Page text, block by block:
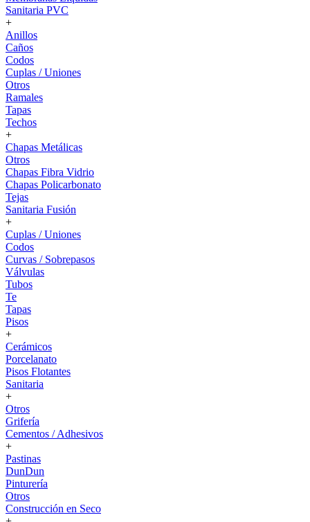
Sanitaria PVC
+
Anillos
Caños
Codos
Cuplas / Uniones
Otros
Ramales
Tapas
Techos
+
Chapas Metálicas
Otros
Chapas Fibra Vidrio
Chapas Policarbonato
Tejas
Sanitaria Fusión
+
Cuplas / Uniones
Codos
Curvas / Sobrepasos
Válvulas
Tubos
Te
Tapas
Pisos
+
Cerámicos
Porcelanato
Pisos Flotantes
Sanitaria
+
Otros
Grifería
Cementos / Adhesivos
+
Pastinas
DunDun
Pinturería
Otros
Construcción en Seco